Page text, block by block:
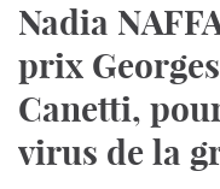
Nadia
prix
Canetti,
virus de la